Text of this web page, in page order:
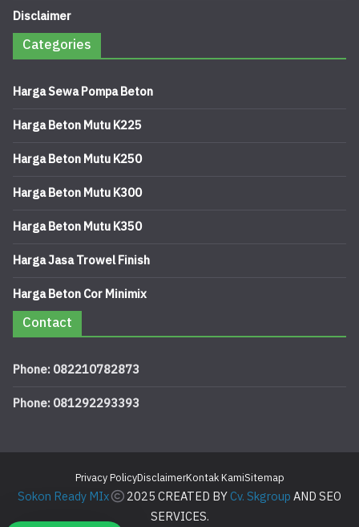
Disclaimer
Categories
Harga Sewa Pompa Beton
Harga Beton Mutu K225
Harga Beton Mutu K250
Harga Beton Mutu K300
Harga Beton Mutu K350
Harga Jasa Trowel Finish
Harga Beton Cor Minimix
Contact
Phone: 082210782873
Phone: 081292293393
Privacy PolicyDisclaimerKontak KamiSitemap
Sokon Ready MIx 2025 CREATED BYCv. SkgroupAND SEO
SERVICES.